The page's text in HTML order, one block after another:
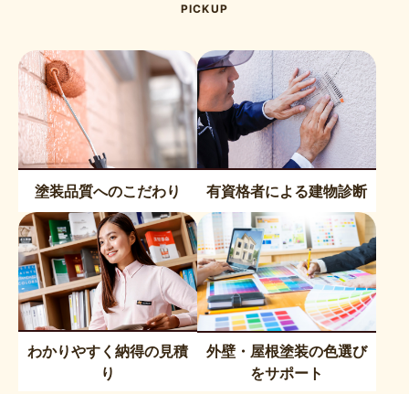
PICKUP
塗装品質へのこだわり 有資格者による建物診断
わかりやすく納得の見積
り
外壁・屋根塗装の色選び
をサポート